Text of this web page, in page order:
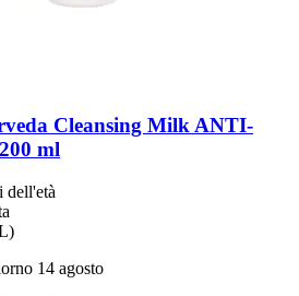
Cleansing Milk ANTI-​
ml
dell'età
14 agosto